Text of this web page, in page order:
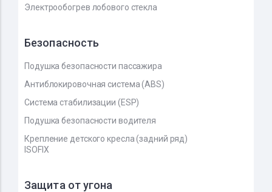
Электрообогрев лобового стекла
Безопасность
Подушка безопасности пассажира
Антиблокировочная система (ABS)
Система стабилизации (ESP)
Подушка безопасности водителя
Крепление детского кресла (задний ряд)
ISOFIX
Защита от угона